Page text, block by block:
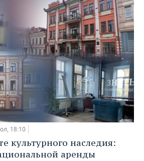
18:10
культурного наследия:
аренды